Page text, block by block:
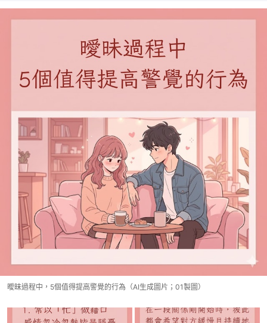
曖昧過程中，5個值得提高警覺的行為（AI生成圖片；01製圖）